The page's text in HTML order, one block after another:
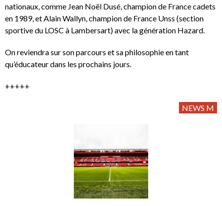
nationaux, comme Jean Noël Dusé, champion de France cadets
en 1989, et Alain Wallyn, champion de France Unss (section
sportive du LOSC à Lambersart) avec la génération Hazard.
On reviendra sur son parcours et sa philosophie en tant
qu’éducateur dans les prochains jours.
+++++
NEWS M